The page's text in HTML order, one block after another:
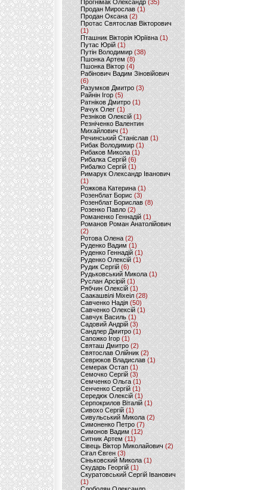
Прогнімак Олександр(35)
Продан Мирослав(1)
Продан Оксана (2)
Протас Святослав Вікторович
(1)
Пташник Вікторія Юріївна (1)
Путас Юрій (1)
Путін Володимир(38)
Пшонка Артем (8)
Пшонка Віктор(4)
Рабінович Вадим Зіновійович
(6)
Разумков Дмитро (3)
Райнін Ігор(5)
Ратніков Дмитро (1)
Рачук Олег (1)
Резніков Олексій(1)
Резніченко Валентин
Михайлович (1)
Речинський Станіслав (1)
Рибак Володимир(1)
Рибаков Микола(1)
Рибалка Сергій (6)
Рибалко Сергій (1)
Римарук Олександр Іванович
(1)
Рожкова Катерина(1)
Розенблат Борис (3)
Розенблат Борислав (8)
Розенко Павло (2)
Романенко Геннадій (1)
Романов Роман Анатолійович
(2)
Ротова Олена(2)
Руденко Вадим (1)
Руденко Геннадій (1)
Руденко Олексій(1)
Рудик Сергій(6)
Рудьковський Микола (1)
Руслан Арсірій(1)
Рябчин Олексій (1)
Саакашвілі Міхеіл(28)
Савченко Надія (50)
Савченко Олексій(1)
Савчук Василь (1)
Садовий Андрій (3)
Сандлер Дмитро(1)
Сапожко Ігор(1)
Святаш Дмитро (2)
Святослав Олійник (2)
Севрюков Владислав (1)
Семерак Остап (1)
Семочко Сергій (3)
Семченко Ольга (1)
Сенченко Сергій(1)
Середюк Олексій(1)
Серпокрилов Віталій(1)
Сивохо Сергій(1)
Сивульський Микола(2)
Симоненко Петро(7)
Симонов Вадим (12)
Ситник Артем(11)
Сівець Віктор Миколайович(2)
Сігал Євген (3)
Сіньковский Микола(1)
Скударь Георгій (1)
Скуратовський Сергій Іванович
(1)